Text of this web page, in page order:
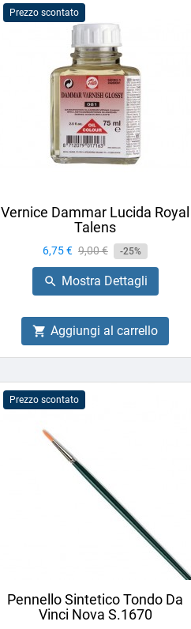
Prezzo scontato
Vernice Dammar Lucida Royal
Talens
Prezzo
6,75 € Prezzo
base
9,00 € -25%
 Mostra Dettagli
 Aggiungi al carrello
Prezzo scontato
Pennello Sintetico Tondo Da
Vinci Nova S.1670